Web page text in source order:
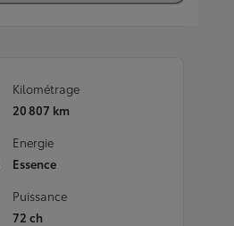
Kilométrage
20 807 km
Energie
Essence
Puissance
72 ch